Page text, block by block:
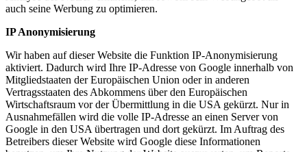
auch seine Werbung zu optimieren.
IP Anonymisierung
Wir haben auf dieser Website die Funktion IP-Anonymisierung
aktiviert. Dadurch wird Ihre IP-Adresse von Google innerhalb von
Mitgliedstaaten der Europäischen Union oder in anderen
Vertragsstaaten des Abkommens über den Europäischen
Wirtschaftsraum vor der Übermittlung in die USA gekürzt. Nur in
Ausnahmefällen wird die volle IP-Adresse an einen Server von
Google in den USA übertragen und dort gekürzt. Im Auftrag des
Betreibers dieser Website wird Google diese Informationen